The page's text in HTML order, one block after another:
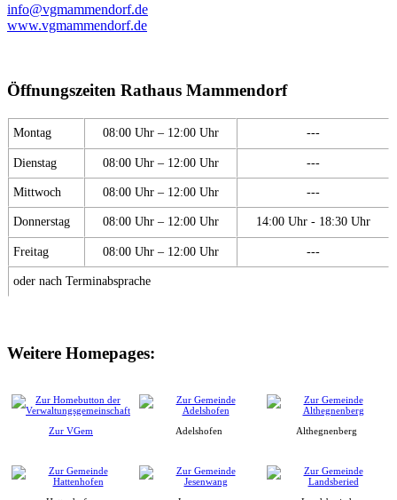
info@vgmammendorf.de
www.vgmammendorf.de
Öffnungszeiten Rathaus Mammendorf
Montag 08:00 Uhr – 12:00 Uhr ---
Dienstag 08:00 Uhr – 12:00 Uhr ---
Mittwoch 08:00 Uhr – 12:00 Uhr ---
Donnerstag 08:00 Uhr – 12:00 Uhr 14:00 Uhr - 18:30 Uhr
Freitag 08:00 Uhr – 12:00 Uhr ---
oder nach Terminabsprache
Weitere Homepages:
Zur VGem Adelshofen Althegnenberg